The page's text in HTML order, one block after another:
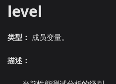
level
类型： 成员变量。
描述：